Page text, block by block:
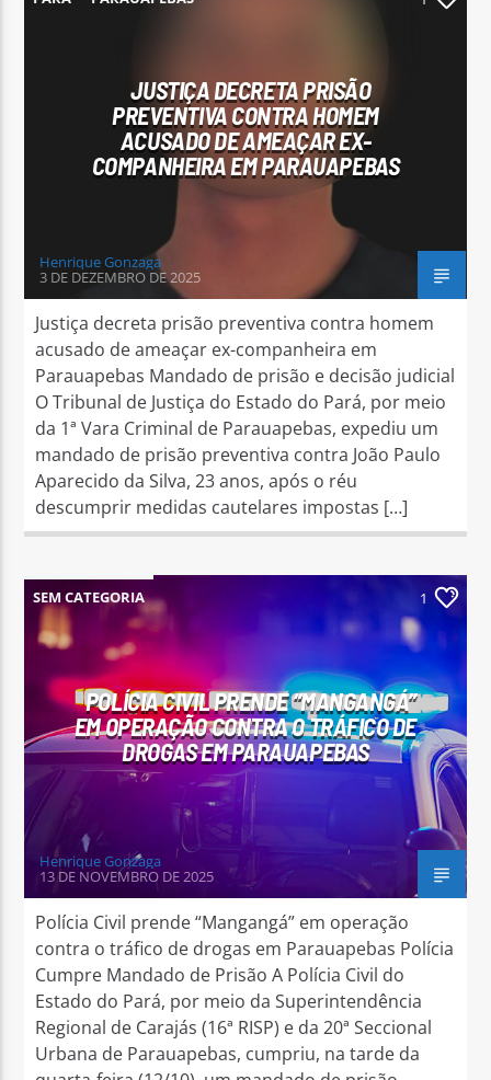
JUSTIÇA DECRETA PRISÃO
PREVENTIVA CONTRA HOMEM
ACUSADO DE AMEAÇAR EX-
COMPANHEIRA EM PARAUAPEBAS
Henrique Gonzaga
3 DE DEZEMBRO DE 2025
Justiça decreta prisão preventiva contra homem
acusado de ameaçar ex-companheira em
Parauapebas Mandado de prisão e decisão judicial
O Tribunal de Justiça do Estado do Pará, por meio
da 1ª Vara Criminal de Parauapebas, expediu um
mandado de prisão preventiva contra João Paulo
Aparecido da Silva, 23 anos, após o réu
descumprir medidas cautelares impostas […]
SEM CATEGORIA 1
POLÍCIA CIVIL PRENDE “MANGANGÁ”
EM OPERAÇÃO CONTRA O TRÁFICO DE
DROGAS EM PARAUAPEBAS
Henrique Gonzaga
13 DE NOVEMBRO DE 2025
Polícia Civil prende “Mangangá” em operação
contra o tráfico de drogas em Parauapebas Polícia
Cumpre Mandado de Prisão A Polícia Civil do
Estado do Pará, por meio da Superintendência
Regional de Carajás (16ª RISP) e da 20ª Seccional
Urbana de Parauapebas, cumpriu, na tarde da